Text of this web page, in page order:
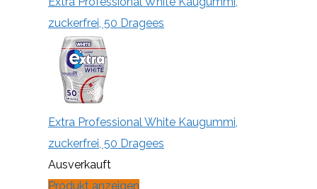
zuckerfrei, 50 Dragees
Extra Professional White Kaugummi,
zuckerfrei, 50 Dragees
Ausverkauft
Produkt anzeigen